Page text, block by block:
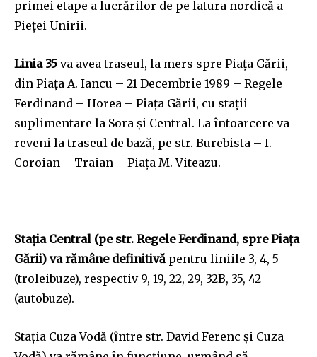
Join our community of
SUBSCRIBERS and be part of the
conversation.
primei etape a lucrărilor de pe latura nordică a
Pieței Unirii.
Linia 35 va avea traseul, la mers spre Piața Gării,
din Piața A. Iancu – 21 Decembrie 1989 – Regele
Ferdinand – Horea – Piața Gării, cu stații
suplimentare la Sora și Central. La întoarcere va
reveni la traseul de bază, pe str. Burebista – I.
Coroian – Traian – Piața M. Viteazu.
Stația Central (pe str. Regele Ferdinand, spre Piața
Gării) va rămâne definitivă pentru liniile 3, 4, 5
(troleibuze), respectiv 9, 19, 22, 29, 32B, 35, 42
(autobuze).
Stația Cuza Vodă (între str. David Ferenc și Cuza